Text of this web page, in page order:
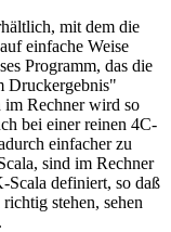
mit dem die
einfache Weise
Programm, das die
Druckergebnis"
Rechner wird so
bei einer reinen 4C-
einfacher zu
sind im Rechner
Scala definiert, so daß
stehen, sehen